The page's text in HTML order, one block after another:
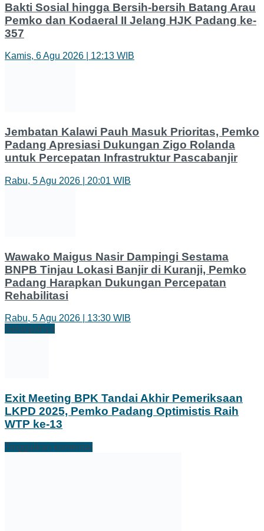
Bakti Sosial hingga Bersih-bersih Batang Arau
Pemko dan Kodaeral II Jelang HJK Padang ke-
357
Kamis, 6 Agu 2026 | 12:13 WIB
Jembatan Kalawi Pauh Masuk Prioritas, Pemko
Padang Apresiasi Dukungan Zigo Rolanda
untuk Percepatan Infrastruktur Pascabanjir
Rabu, 5 Agu 2026 | 20:01 WIB
Wawako Maigus Nasir Dampingi Sestama
BNPB Tinjau Lokasi Banjir di Kuranji, Pemko
Padang Harapkan Dukungan Percepatan
Rehabilitasi
Rabu, 5 Agu 2026 | 13:30 WIB
Selanjutnya
Exit Meeting BPK Tandai Akhir Pemeriksaan
LKPD 2025, Pemko Padang Optimistis Raih
WTP ke-13
Tinggalkan komentar